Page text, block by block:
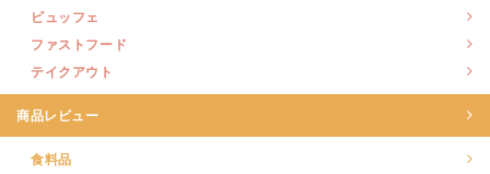
ビュッフェ
ファストフード
テイクアウト
商品レビュー
食料品